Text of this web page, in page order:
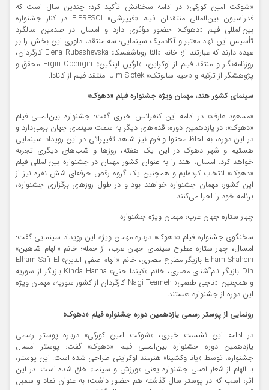
«شوکت امین کورکی» در ادامه سخنانش تأکید کرد: چندین سال است که
فدراسیون بین‌المللی منتقدان فیلم «فیپرشی» FIPRESCI در کنار جشنواره
بین‌المللی فیلم «دهوک» حضور مؤثری دارد و امسال در صدمین سالگرد
تأسیس این نهاد معتبر و آکادمیک سینمایی؛ سه منتقد، داوری این بخش را بر
عهده دارند که عبارتند از؛ خانم «النا روباشفسکا» Elena Rubashevska کارگردان،
روزنامه‌نگار و منتقد فیلم از اوکراین، «ارگین اپنگین» Ergin Opengin محقق و
پژوهشگر از ترکیه و «جیم سالوتک» ​​​​​​Jim Slotek منتقد فیلم از کانادا.
سینمای کشور هند، مهمان ویژه جشنواره فیلم «دهوک»
«مسعود عارف» در ادامه این کنفرانس خبری گفت: جشنواره بین‌‌المللی فیلم
«دهوک»، در یازدهمین دوره، قدم‌های دیگر به سمت سینمای جهان برمی‌دارد و
در این دوره، به لحاظ محتوا و فرم نیز شاهد تغییراتی در این رویداد سینمایی
هستیم و شهر دهوک در این یک هفته، روزها و شب‌های دیگری تجربه
خواهد کرد. امسال، هند را به عنوان کشور مهمان در جشنواره بین‌‌المللی فیلم
«دهوک» انتخاب کرده‌ایم و همچنین یک گروه رقص حرفه‌ای شش نفره نیز از
این کشور، مهمان جشنواره خواهند بود و در طول روزهای برگزاری جشنواره،
برنامه خود را اجرا می‌کنند.
چهار ستاره جهان عرب، مهمان ویژه جشنواره
سخنگوی جشنواره فیلم «دهوک» درباره مهمان ویژه این رویداد سینمایی گفت:
امسال، چهار ستاره مطرح سینمای جهان عرب، از جمله؛ خانم «الهام شاهین»
Elham Shahein بازیگر مطرح مصری، خانم «الهام صفی ‌الدین» Elham Safi El
Din بازیگر نام‌آشنای مصری، خانم «کیندا حنی» Kinda Hanna بازیگر از سوریه
و همچنین «ناجی طعمی» Nagi Teameh کارگردان از کشور سوریه، مهمان ویژه
این دوره از جشنواره هستند.
رونمایی از پوستر رسمی یازدهمین دوره جشنواره فیلم «دهوک»
در ادامه این نشست خبری، «شوکت امین کورکی» درباره پوستر رسمی
یازدهمین دوره جشنواره بین‌المللی فیلم «دهوک» گفت: پوستر امسال
جشنواره، توسط «یانا وکشینا» هنرمند اوکراینی طراحی شده است. این پوستر،
با الهام از شعار اصلی جشنواره یعنی «ورزش و سینما» خلق شده است. در این
اثر، اسب که در پوستر سال گذشته هم حضور داشت؛ به عنوان نماد و سمبل